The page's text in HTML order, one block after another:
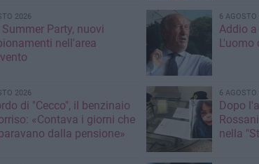
2026
Party, nuovi
nell'area
6 AGOSTO
Addio
L'uomo
2026
di "Cecco", il benzinaio
«Contava i giorni che
dalla pensione»
6 AGOSTO
Dopo
nella